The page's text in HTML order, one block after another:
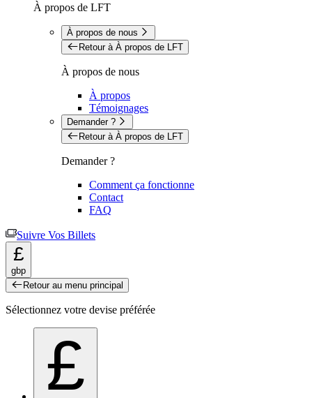
À propos de LFT
À propos de nous
Retour à À propos de LFT
À propos de nous
À propos
Témoignages
Demander ?
Retour à À propos de LFT
Demander ?
Comment ça fonctionne
Contact
FAQ
Suivre Vos Billets
£
gbp
Retour au menu principal
Sélectionnez votre devise préférée
£